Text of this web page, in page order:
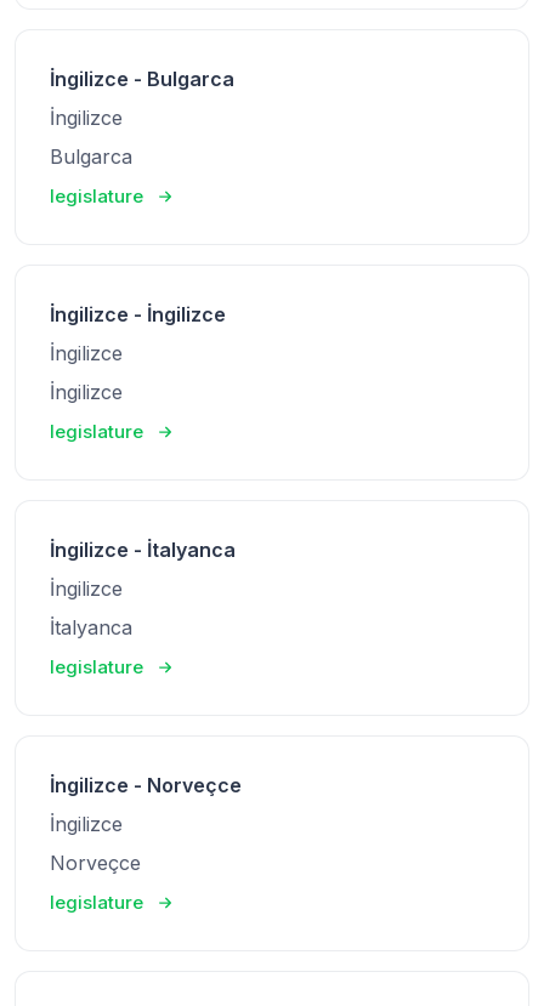
İngilizce - Bulgarca
İngilizce
Bulgarca
legislature
İngilizce - İngilizce
İngilizce
İngilizce
legislature
İngilizce - İtalyanca
İngilizce
İtalyanca
legislature
İngilizce - Norveçce
İngilizce
Norveçce
legislature